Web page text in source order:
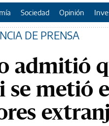
Sociedad Opinión
DE PRENSA
admitió
se metió